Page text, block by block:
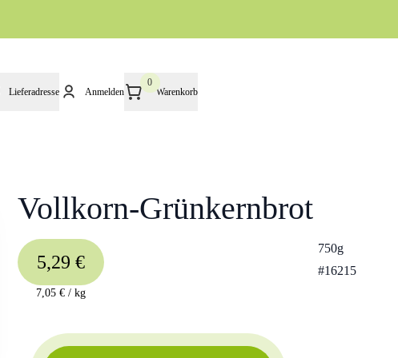
Lieferadresse Anmelden
0
Warenkorb
Vollkorn-Grünkernbrot
750g
#16215
5,29 €
7,05 € /kg